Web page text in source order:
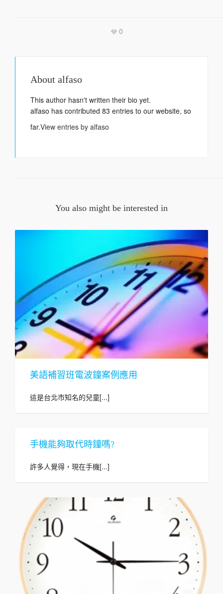
0
About alfaso
This author hasn't written their bio yet.
alfaso has contributed 83 entries to our website, so
far.View entries by alfaso
You also might be interested in
美語補習班電波鐘案例應用
這是台北市知名的兒童[...]
手機能夠取代時鐘嗎?
許多人覺得，現在手機[...]